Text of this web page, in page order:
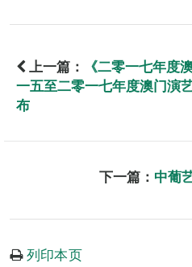
上一篇：
《二零一七年度
一五至二零一七年度澳门演
布
下一篇： 中葡
列印本页